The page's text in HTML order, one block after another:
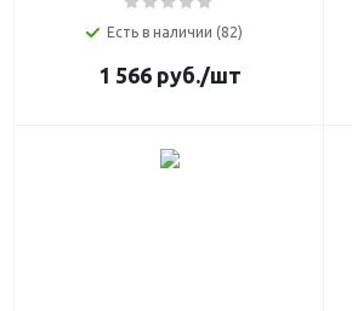
Есть в наличии (82)
1 566руб./шт